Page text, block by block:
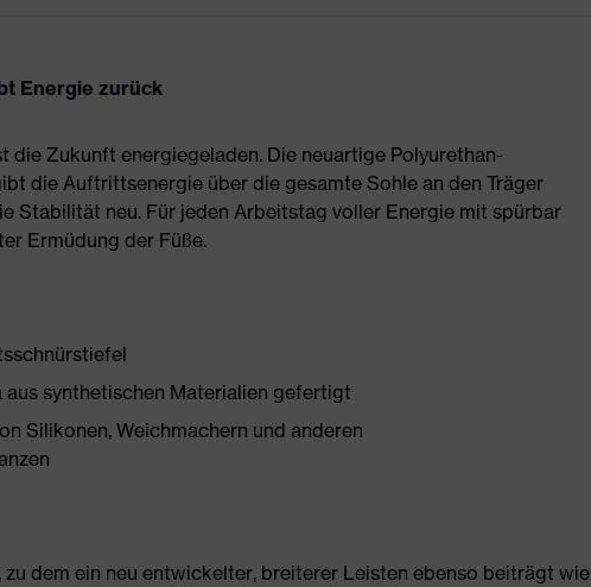
Energie zurück
die Zukunft energiegeladen. Die neuartige Polyurethan-
die Auftrittsenergie über die gesamte Sohle an den Träger
Stabilität neu. Für jeden Arbeitstag voller Energie mit spürbar
Ermüdung der Füße.
synthetischen Materialien gefertigt
Silikonen, Weichmachern und anderen
dem ein neu entwickelter, breiterer Leisten ebenso beiträgt wie